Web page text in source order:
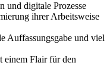
und digitale Prozesse
ihrer Arbeitsweise
Auffassungsgabe und viel
einem Flair für den